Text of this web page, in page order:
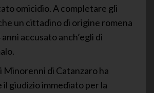
omicidio. A completare gli
un cittadino di origine romena
accusato anch’egli di
Minorenni di Catanzaro ha
giudizio immediato per la